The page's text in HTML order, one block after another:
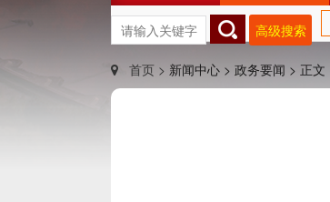
高级搜索
首页 > 新闻中心 > 政务要闻 > 正文